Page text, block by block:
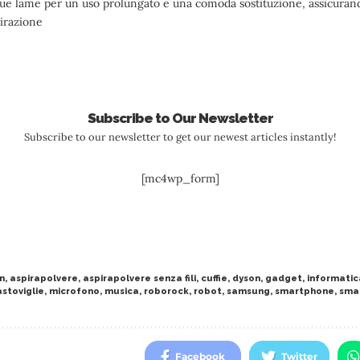
lame per un uso prolungato e una comoda sostituzione,
Subscribe to Our Newsletter
Subscribe to our newsletter to get our newest articles instantly!
[mc4wp_form]
, aspirapolvere, aspirapolvere senza fili, cuffie, dyson, gadget,
, microfono, musica, roborock, robot, samsung, smartphone,
Facebook Twitter